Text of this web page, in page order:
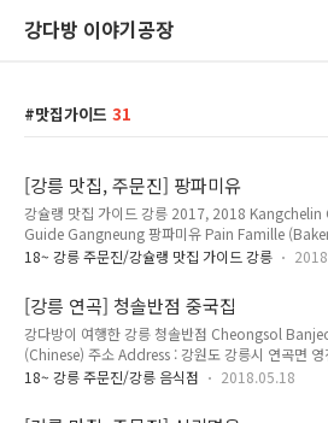
강다방 이야기공장
맛집가이드 31
[강릉 맛집, 주문진] 팡파미유
강슐랭 맛집 가이드 강릉 2017, 2018
Guide Gangneung 팡파미유 Pain Famille
Address : 강원도 강릉시 주문진읍 주문로 7 (교항
전화 Telephone : 033-662-3680 영업 시간
09:00~22:00 매주 목요일 휴무 Thursday Closed
격 Menu with Prices : 육쪽마늘빵 3,500원 3,000
주문진 버스 터미널 맞은 편에 위치한 빵집 팡파미
님께는 죄송하지만... 전날 팔리고 남은 할인 빵을 사
18~ 강릉 주문진/강슐랭 맛집 가이드 강릉
[강릉 연곡] 청솔반점 중국집
강다방이 여행한 강릉 청솔반점 Cheongsol
(Chinese) 주소 Address : 강원도 강릉시 연곡면
(영진리 159-5)67, Yeongjin 1-gil, Yeongok-
7856 메뉴 및 가격 Menu with Prices : 짜장면
18~ 강릉 주문진/강릉 음식점 2018.05.18